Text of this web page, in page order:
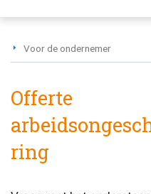
Voor de ondernemer
Offerte
ring